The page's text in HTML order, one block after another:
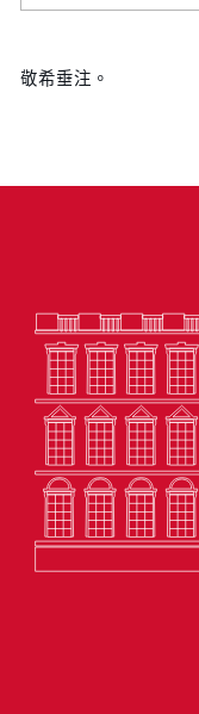
敬希垂注。